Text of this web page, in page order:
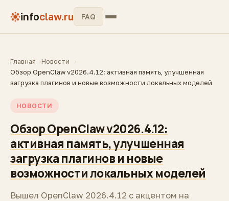
infoclaw.ru FAQ
Главная
Новости
Обзор OpenClaw v2026.4.12: активная память, улучшенная
загрузка плагинов и новые возможности локальных моделей
НОВОСТИ
Обзор OpenClaw v2026.4.12:
активная память, улучшенная
загрузка плагинов и новые
возможности локальных моделей
Вышел OpenClaw 2026.4.12 с акцентом на